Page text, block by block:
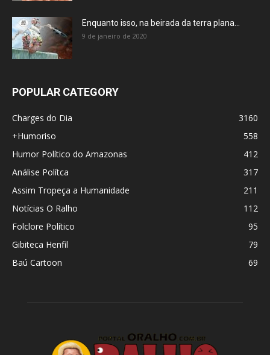
Enquanto isso, na beirada da terra plana…
9 de janeiro de 2020
POPULAR CATEGORY
Charges do Dia
3160
+Humoriso
558
Humor Político do Amazonas
412
Análise Polítca
317
Assim Tropeça a Humanidade
211
Notícias O Ralho
112
Folclore Político
95
Gibiteca Henfil
79
Baú Cartoon
69